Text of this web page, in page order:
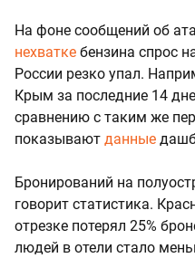
На фоне сообщений об
нехватке бензина спрос
России резко упал.
Крым за последние 14
сравнению с таким же
показывают данные
Бронирований на
говорит статистика.
отрезке потерял 25%
людей в отели стало